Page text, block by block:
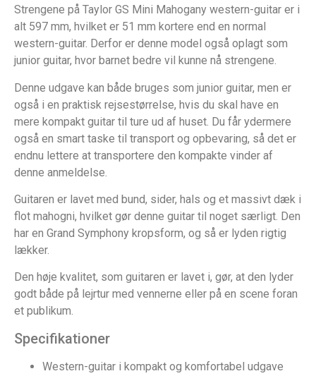
Strengene på Taylor GS Mini Mahogany western-guitar er i
alt 597 mm, hvilket er 51 mm kortere end en normal
western-guitar. Derfor er denne model også oplagt som
junior guitar, hvor barnet bedre vil kunne nå strengene.
Denne udgave kan både bruges som junior guitar, men er
også i en praktisk rejsestørrelse, hvis du skal have en
mere kompakt guitar til ture ud af huset. Du får ydermere
også en smart taske til transport og opbevaring, så det er
endnu lettere at transportere den kompakte vinder af
denne anmeldelse.
Guitaren er lavet med bund, sider, hals og et massivt dæk i
flot mahogni, hvilket gør denne guitar til noget særligt. Den
har en Grand Symphony kropsform, og så er lyden rigtig
lækker.
Den høje kvalitet, som guitaren er lavet i, gør, at den lyder
godt både på lejrtur med vennerne eller på en scene foran
et publikum.
Specifikationer
Western-guitar i kompakt og komfortabel udgave